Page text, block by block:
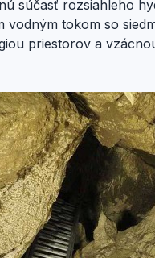
súčasť rozsiahleho
vodným tokom so
priestorov a